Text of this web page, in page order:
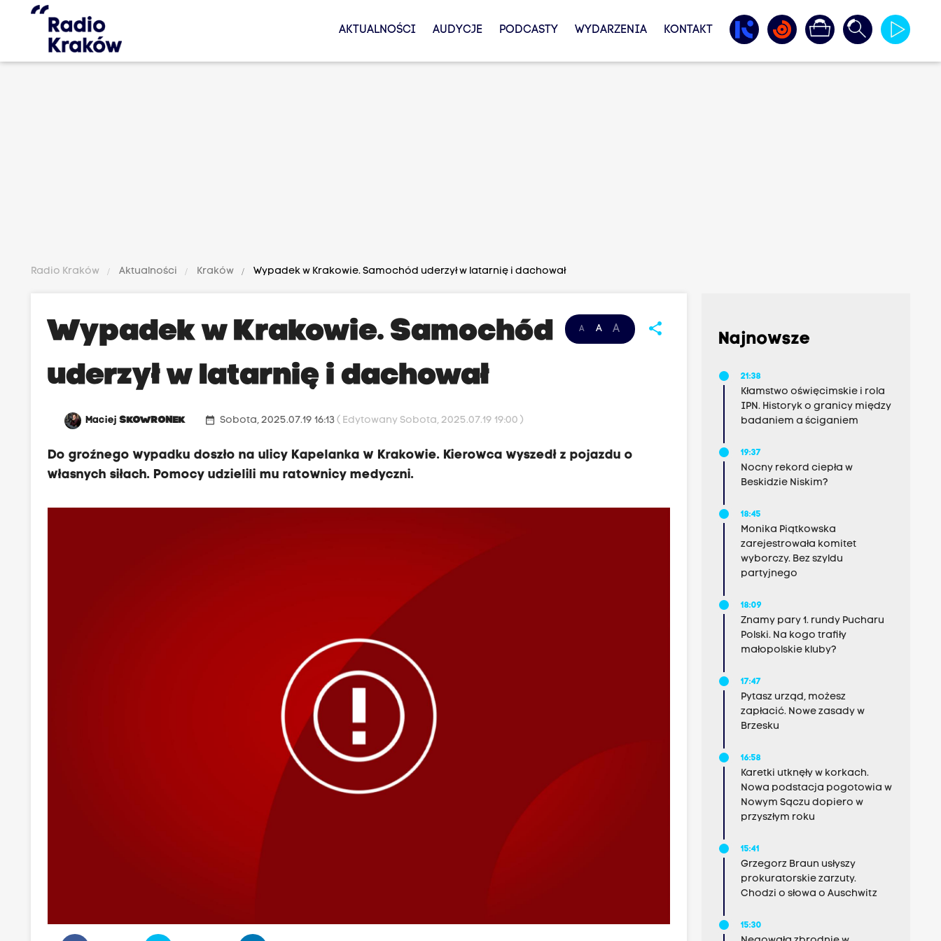
AKTUALNOŚCI AUDYCJE PODCASTY WYDARZENIA KONTAKT
Radio Kraków Aktualności Kraków Wypadek w Krakowie. Samochód uderzył w latarnię i dachował
A A A share
Wypadek w Krakowie. Samochód
uderzył w latarnię i dachował
MaciejSKOWRONEK date_range Sobota, 2025.07.19 16:13( Edytowany Sobota, 2025.07.19 19:00 )
Do groźnego wypadku doszło na ulicy Kapelanka w Krakowie. Kierowca wyszedł z pojazdu o
własnych siłach. Pomocy udzielili mu ratownicy medyczni.
Najnowsze
21:38
Kłamstwo oświęcimskie i rola
IPN. Historyk o granicy między
badaniem a ściganiem
19:37
Nocny rekord ciepła w
Beskidzie Niskim?
18:45
Monika Piątkowska
zarejestrowała komitet
wyborczy. Bez szyldu
partyjnego
18:09
Znamy pary 1. rundy Pucharu
Polski. Na kogo trafiły
małopolskie kluby?
17:47
Pytasz urząd, możesz
zapłacić. Nowe zasady w
Brzesku
16:58
Karetki utknęły w korkach.
Nowa podstacja pogotowia w
Nowym Sączu dopiero w
przyszłym roku
15:41
Grzegorz Braun usłyszy
prokuratorskie zarzuty.
Chodzi o słowa o Auschwitz
15:30